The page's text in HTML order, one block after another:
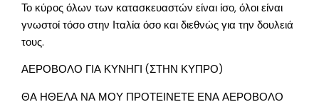
Το κύρος όλων των κατασκευαστών είναι ίσο, όλοι είναι
γνωστοί τόσο στην Ιταλία όσο και διεθνώς για την δουλειά
τους.
ΑΕΡΟΒΟΛΟ ΓΙΑ ΚΥΝΗΓΙ (ΣΤΗΝ ΚΥΠΡΟ)
ΘΑ ΗΘΕΛΑ ΝΑ ΜΟΥ ΠΡΟΤΕΙΝΕΤΕ ΕΝΑ ΑΕΡΟΒΟΛΟ